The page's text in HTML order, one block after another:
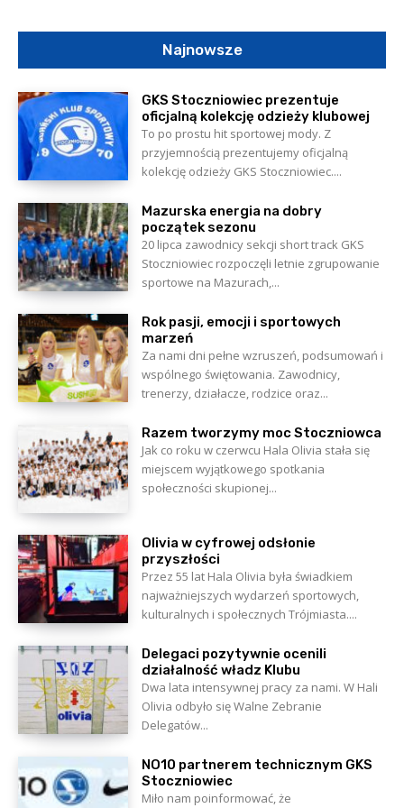
Najnowsze
GKS Stoczniowiec prezentuje
oficjalną kolekcję odzieży klubowej
To po prostu hit sportowej mody. Z
przyjemnością prezentujemy oficjalną
kolekcję odzieży GKS Stoczniowiec....
Mazurska energia na dobry
początek sezonu
20 lipca zawodnicy sekcji short track GKS
Stoczniowiec rozpoczęli letnie zgrupowanie
sportowe na Mazurach,...
Rok pasji, emocji i sportowych
marzeń
Za nami dni pełne wzruszeń, podsumowań i
wspólnego świętowania. Zawodnicy,
trenerzy, działacze, rodzice oraz...
Razem tworzymy moc Stoczniowca
Jak co roku w czerwcu Hala Olivia stała się
miejscem wyjątkowego spotkania
społeczności skupionej...
Olivia w cyfrowej odsłonie
przyszłości
Przez 55 lat Hala Olivia była świadkiem
najważniejszych wydarzeń sportowych,
kulturalnych i społecznych Trójmiasta....
Delegaci pozytywnie ocenili
działalność władz Klubu
Dwa lata intensywnej pracy za nami. W Hali
Olivia odbyło się Walne Zebranie
Delegatów...
NO10 partnerem technicznym GKS
Stoczniowiec
Miło nam poinformować, że